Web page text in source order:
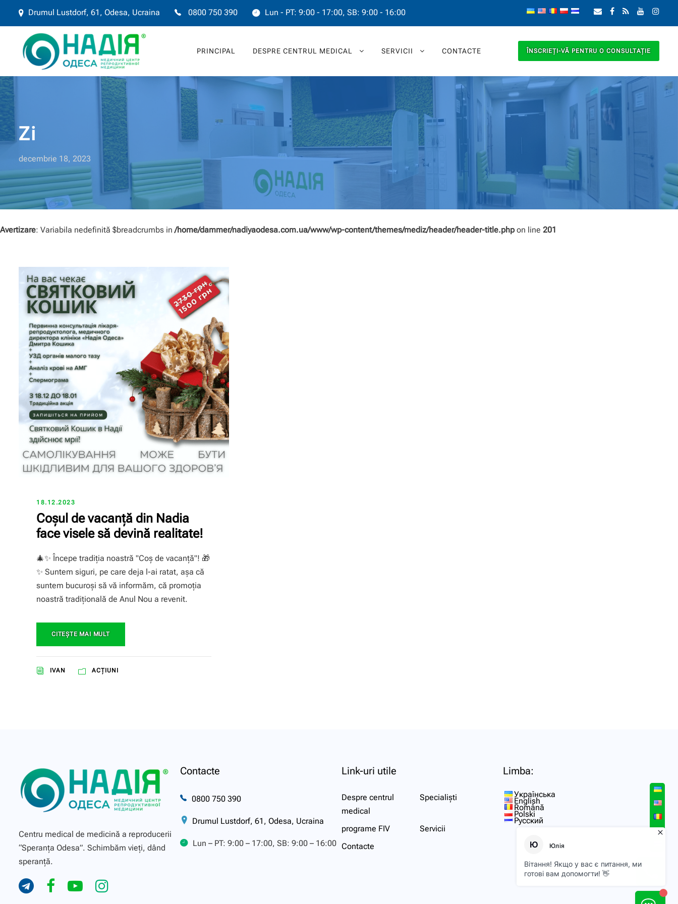
Drumul Lustdorf, 61, Odesa, Ucraina 0800 750 390 Lun - PT: 9:00 - 17:00, SB: 9:00 - 16:00
PRINCIPAL DESPRE CENTRUL MEDICAL SERVICII CONTACTE ÎNSCRIEȚI-VĂ PENTRU O CONSULTAȚIE
Zi
decembrie 18, 2023
Avertizare: Variabila nedefinită $breadcrumbs in/home/dammer/nadiyaodesa.com.ua/www/wp-content/themes/mediz/header/header-title.phpon line 201
18.12.2023
Coșul de vacanță din Nadia
face visele să devină realitate!
🎄✨ Începe tradiția noastră "Coș de vacanță"! 🎁
✨ Suntem siguri, pe care deja l-ai ratat, așa că
suntem bucuroși să vă informăm, că promoția
noastră tradițională de Anul Nou a revenit.
CITEŞTE MAI MULT
IVAN ACȚIUNI
Centru medical de medicină a reproducerii
“Speranţa Odesa”. Schimbăm vieți, dând
speranță.
Contacte
0800 750 390
Drumul Lustdorf, 61, Odesa, Ucraina
Lun – PT: 9:00 – 17:00, SB: 9:00 – 16:00
Link-uri utile
Despre centrul
medical
Specialiști
programe FIV
Servicii
Contacte
Limba:
Українська
English
Română
Polski
Русский